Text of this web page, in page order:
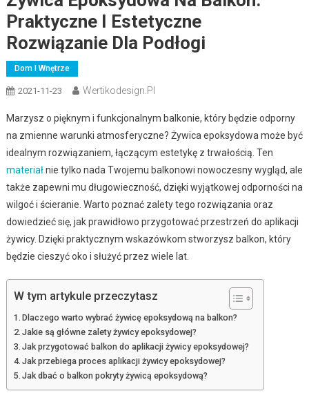
Praktyczne I Estetyczne
Rozwiązanie Dla Podłogi
Dom I Wnętrze
2021-11-23 Wertikodesign.pl
Marzysz o pięknym i funkcjonalnym balkonie, który będzie odporny
na zmienne warunki atmosferyczne? Żywica epoksydowa może być
idealnym rozwiązaniem, łączącym estetykę z trwałością. Ten
materiałnie tylko nada Twojemu balkonowi nowoczesny wygląd, ale
także zapewni mu długowieczność, dzięki wyjątkowej odporności na
wilgoć i ścieranie. Warto poznać zalety tego rozwiązania oraz
dowiedzieć się, jak prawidłowo przygotować przestrzeń do aplikacji
żywicy. Dzięki praktycznym wskazówkom stworzysz balkon, który
będzie cieszyć oko i służyć przez wiele lat.
W tym artykule przeczytasz
Dlaczego warto wybrać żywicę epoksydową na balkon?
Jakie są główne zalety żywicy epoksydowej?
Jak przygotować balkon do aplikacji żywicy epoksydowej?
Jak przebiega proces aplikacji żywicy epoksydowej?
Jak dbać o balkon pokryty żywicą epoksydową?